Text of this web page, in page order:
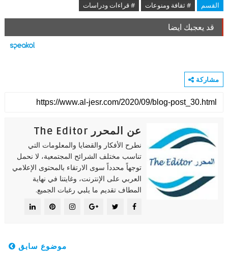
القسم # ثقافة ومنوعات # قراءات ودراسات
قد يعجبك ايضا
مشاركة
عن المحرر The Editor
نطرح الأفكار والقضايا والمعلومات التي
تناسب مختلف الشرائح المجتمعية، لا نحمل
توجهاً محدداً سوى الارتقاء بالمحتوى الإعلامي
العربي على الإنترنت، وغايتنا في نهاية
المطاف تقديم ما يلبي رغبات الجميع.
موضوع سابق